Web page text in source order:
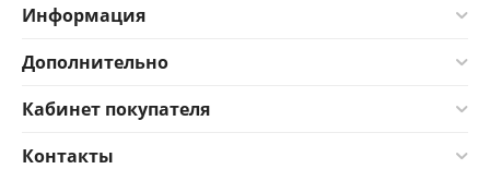
Информация
Дополнительно
Кабинет покупателя
Контакты